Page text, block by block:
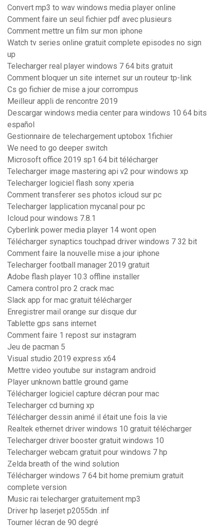
Convert mp3 to wav windows media player online
Comment faire un seul fichier pdf avec plusieurs
Comment mettre un film sur mon iphone
Watch tv series online gratuit complete episodes no sign
up
Telecharger real player windows 7 64 bits gratuit
Comment bloquer un site internet sur un routeur tp-link
Cs go fichier de mise a jour corrompus
Meilleur appli de rencontre 2019
Descargar windows media center para windows 10 64 bits
español
Gestionnaire de telechargement uptobox 1fichier
We need to go deeper switch
Microsoft office 2019 sp1 64 bit télécharger
Telecharger image mastering api v2 pour windows xp
Telecharger logiciel flash sony xperia
Comment transferer ses photos icloud sur pc
Telecharger lapplication mycanal pour pc
Icloud pour windows 7.8.1
Cyberlink power media player 14 wont open
Télécharger synaptics touchpad driver windows 7 32 bit
Comment faire la nouvelle mise a jour iphone
Telecharger football manager 2019 gratuit
Adobe flash player 10.3 offline installer
Camera control pro 2 crack mac
Slack app for mac gratuit télécharger
Enregistrer mail orange sur disque dur
Tablette gps sans internet
Comment faire 1 repost sur instagram
Jeu de pacman 5
Visual studio 2019 express x64
Mettre video youtube sur instagram android
Player unknown battle ground game
Télécharger logiciel capture décran pour mac
Telecharger cd burning xp
Télécharger dessin animé il était une fois la vie
Realtek ethernet driver windows 10 gratuit télécharger
Telecharger driver booster gratuit windows 10
Telecharger webcam gratuit pour windows 7 hp
Zelda breath of the wind solution
Télécharger windows 7 64 bit home premium gratuit
complete version
Music rai telecharger gratuitement mp3
Driver hp laserjet p2055dn .inf
Tourner lécran de 90 degré